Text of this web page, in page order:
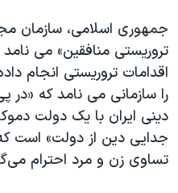
جمهوری اسلامی، سازمان
تروریستی منافقین» می
اقدامات تروریستی انجام
را سازمانی می نامد که «در
دینی ایران با یک دولت
جدایی دین از دولت» است
تساوی زن و مرد احترام